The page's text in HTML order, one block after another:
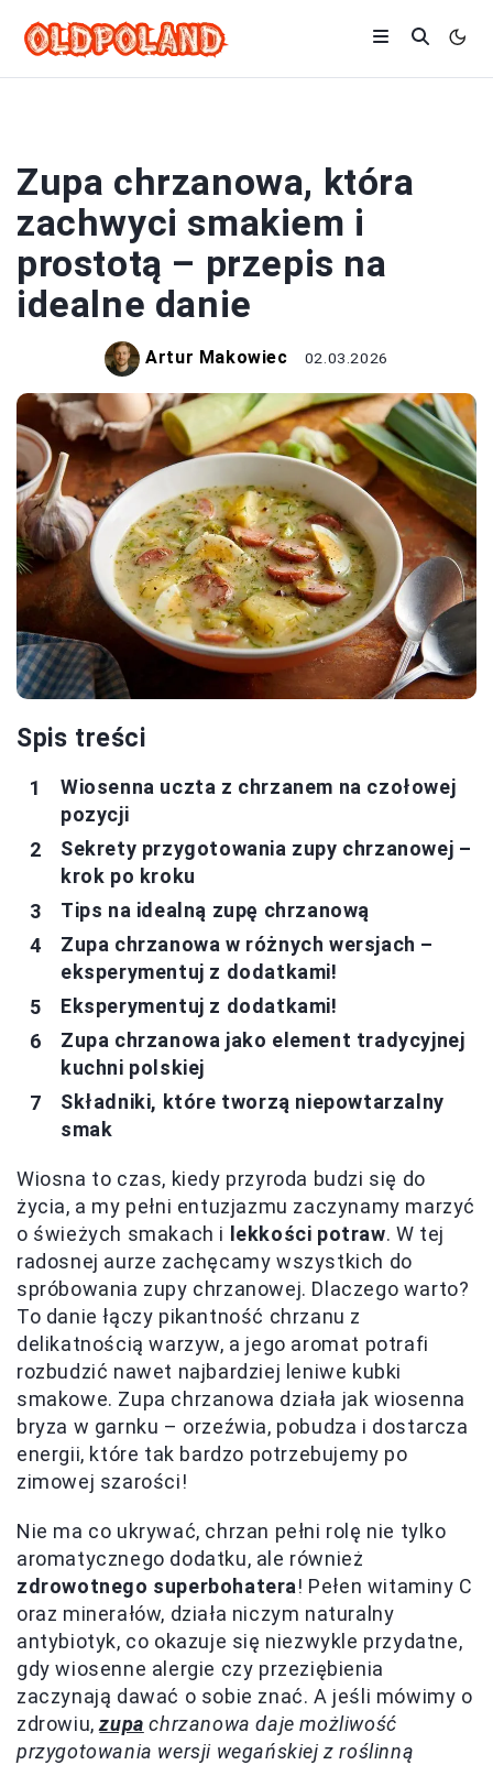
Zupa chrzanowa, która
zachwyci smakiem i
prostotą – przepis na
idealne danie
Artur Makowiec 02.03.2026
Spis treści
Wiosenna uczta z chrzanem na czołowej
pozycji
Sekrety przygotowania zupy chrzanowej –
krok po kroku
Tips na idealną zupę chrzanową
Zupa chrzanowa w różnych wersjach –
eksperymentuj z dodatkami!
Eksperymentuj z dodatkami!
Zupa chrzanowa jako element tradycyjnej
kuchni polskiej
Składniki, które tworzą niepowtarzalny
smak
Wiosna to czas, kiedy przyroda budzi się do
życia, a my pełni entuzjazmu zaczynamy marzyć
o świeżych smakach i
lekkości potraw. W tej
radosnej aurze zachęcamy wszystkich do
spróbowania zupy chrzanowej. Dlaczego warto?
To danie łączy pikantność chrzanu z
delikatnością warzyw, a jego aromat potrafi
rozbudzić nawet najbardziej leniwe kubki
smakowe. Zupa chrzanowa działa jak wiosenna
bryza w garnku – orzeźwia, pobudza i dostarcza
energii, które tak bardzo potrzebujemy po
zimowej szarości!
Nie ma co ukrywać, chrzan pełni rolę nie tylko
aromatycznego dodatku, ale również
zdrowotnego superbohatera! Pełen witaminy C
oraz minerałów, działa niczym naturalny
antybiotyk, co okazuje się niezwykle przydatne,
gdy wiosenne alergie czy przeziębienia
zaczynają dawać o sobie znać. A jeśli mówimy o
zdrowiu,zupa chrzanowa daje możliwość
przygotowania wersji wegańskiej z roślinną